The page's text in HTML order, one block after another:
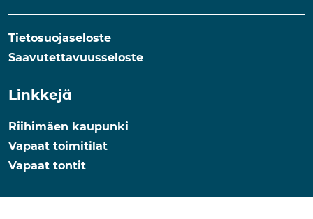
Tietosuojaseloste
Saavutettavuusseloste
Linkkejä
Riihimäen kaupunki
Vapaat toimitilat
Vapaat tontit